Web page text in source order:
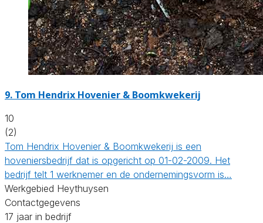
9. Tom Hendrix Hovenier & Boomkwekerij
10
(2)
Tom Hendrix Hovenier & Boomkwekerij is een
hoveniersbedrijf dat is opgericht op 01-02-2009. Het
bedrijf telt 1 werknemer en de ondernemingsvorm is…
Werkgebied Heythuysen
Contactgegevens
17 jaar in bedrijf